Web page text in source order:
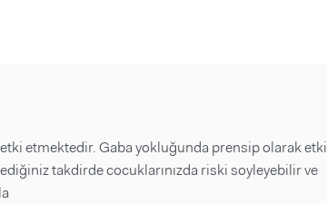
etmektedir. Gaba yokluğunda prensip olarak etki
takdirde cocuklarınızda riski soyleyebilir ve